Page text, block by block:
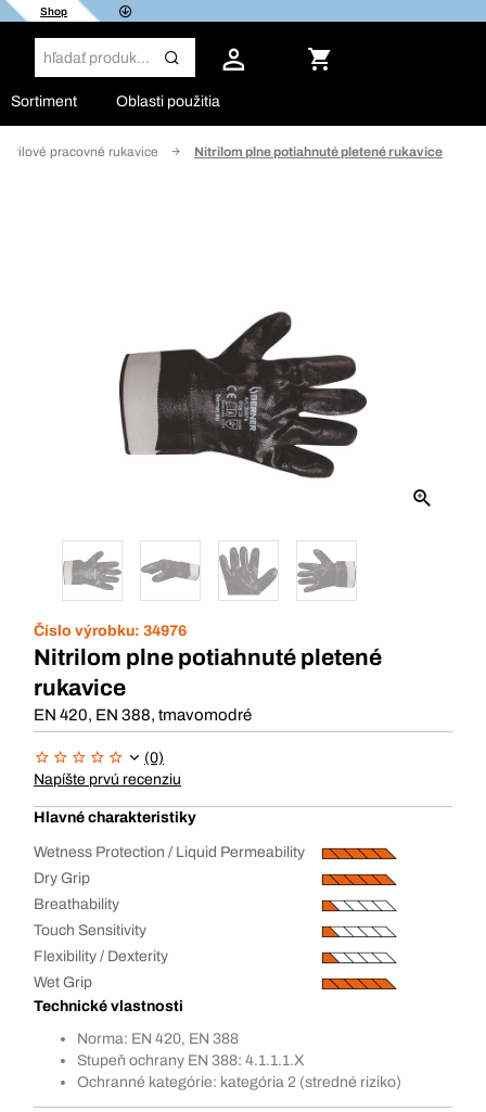
Shop
Sortiment Oblasti použitia
pracovné rukavice Nitrilom plne potiahnuté pletené rukavice
Číslo výrobku: 34976
Nitrilom plne potiahnuté pletené
rukavice
EN 420, EN 388, tmavomodré
(0)
Napíšte prvú recenziu
Hlavné charakteristiky
Wetness Protection / Liquid Permeability
Dry Grip
Breathability
Touch Sensitivity
Flexibility / Dexterity
Wet Grip
Technické vlastnosti
Norma: EN 420, EN 388
Stupeň ochrany EN 388: 4.1.1.1.X
Ochranné kategórie: kategória 2 (stredné riziko)